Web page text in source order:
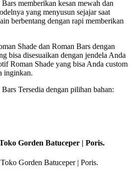
memberikan kesan mewah dan
yang menyusun sejajar saat
berbentang dengan rapi memberikan
Shade dan Roman Bars dengan
bisa disesuaikan dengan jendela Anda
Roman Shade yang bisa Anda custom
inginkan.
Tersedia dengan pilihan bahan:
Gorden Batuceper | Poris.